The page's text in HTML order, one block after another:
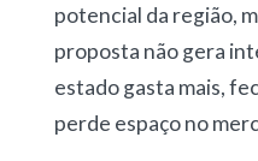
potencial da região,
proposta não gera
estado gasta mais,
perde espaço no